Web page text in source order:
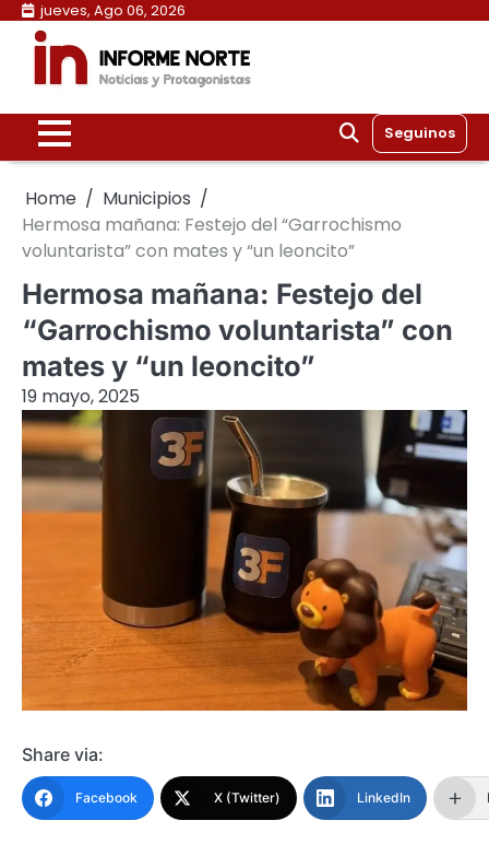
Skip
content
jueves, Ago 06, 2026
Seguinos
Home
Municipios
Hermosa mañana: Festejo del “Garrochismo
voluntarista” con mates y “un leoncito”
Hermosa mañana: Festejo del
“Garrochismo voluntarista” con
mates y “un leoncito”
19 mayo, 2025
Share via:
Facebook X (Twitter) LinkedIn